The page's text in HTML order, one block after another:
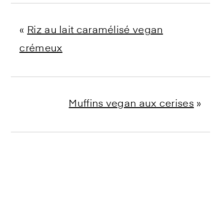
« Riz au lait caramélisé vegan
crémeux
Muffins vegan aux cerises »